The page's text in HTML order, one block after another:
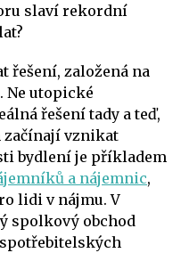
slaví rekordní
řešení, založená na
utopické
řešení tady a teď,
začínají vznikat
bydlení je příkladem
a nájemnic,
lidi v nájmu. V
spolkový obchod